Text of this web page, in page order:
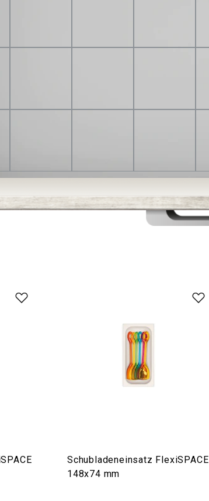
Schubladeneinsatz FlexiSPACE
148x74 mm